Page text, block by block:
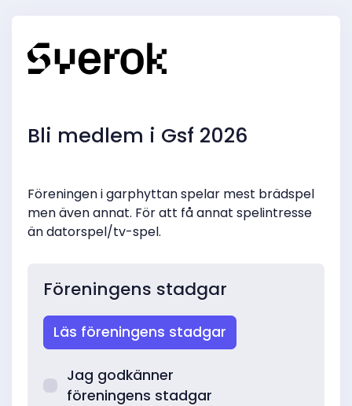
Bli medlem i Gsf 2026
Föreningen i garphyttan spelar mest brädspel
men även annat. För att få annat spelintresse
än datorspel/tv-spel.
Föreningens stadgar
Läs föreningens stadgar
Jag godkänner
föreningens stadgar